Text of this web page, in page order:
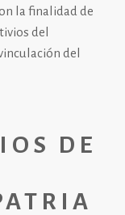
la finalidad de
del
del
DE